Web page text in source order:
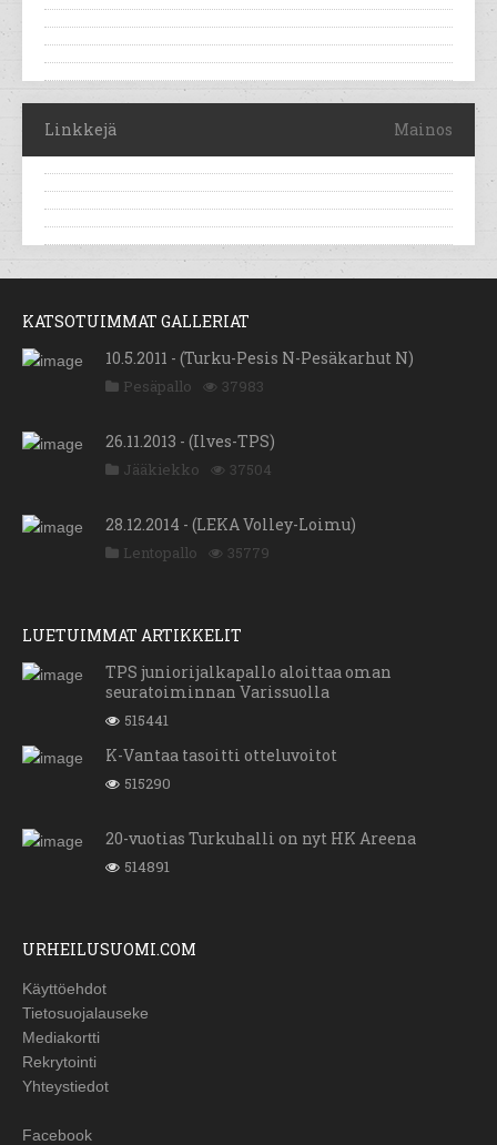
Linkkejä Mainos
KATSOTUIMMAT GALLERIAT
10.5.2011 - (Turku-Pesis N-Pesäkarhut N)
Pesäpallo 37983
26.11.2013 - (Ilves-TPS)
Jääkiekko 37504
28.12.2014 - (LEKA Volley-Loimu)
Lentopallo 35779
LUETUIMMAT ARTIKKELIT
TPS juniorijalkapallo aloittaa oman
seuratoiminnan Varissuolla
515441
K-Vantaa tasoitti otteluvoitot
515290
20-vuotias Turkuhalli on nyt HK Areena
514891
URHEILUSUOMI.COM
Käyttöehdot
Tietosuojalauseke
Mediakortti
Rekrytointi
Yhteystiedot
Facebook